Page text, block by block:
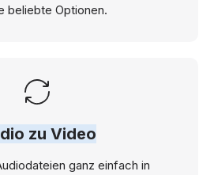
beliebte Optionen.
zu Video
ganz einfach in